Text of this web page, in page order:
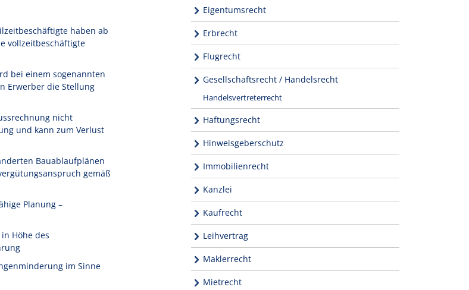
haben ab
vollzeitbeschäftigte
bei einem sogenannten
Erwerber die Stellung
nicht
und kann zum Verlust
Bauablaufplänen
gemäß
Planung –
Höhe des
im Sinne
Eigentumsrecht
Erbrecht
Flugrecht
Gesellschaftsrecht / Handelsrecht
Handelsvertreterrecht
Haftungsrecht
Hinweisgeberschutz
Immobilienrecht
Kanzlei
Kaufrecht
Leihvertrag
Maklerrecht
Mietrecht